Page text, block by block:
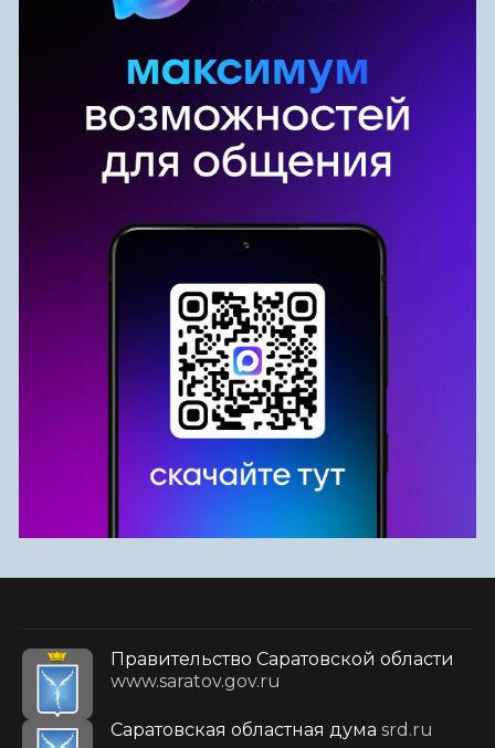
Правительство Саратовской области
www.saratov.gov.ru
Саратовская областная дума srd.ru